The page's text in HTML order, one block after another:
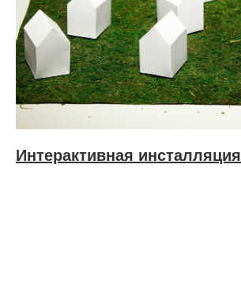
Интерактивная инсталляция